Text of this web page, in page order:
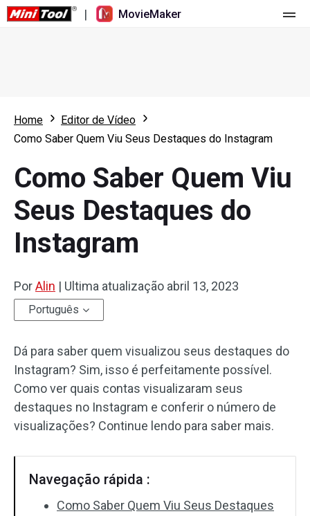
| MovieMaker
Novidades
Visão geral
Edição multipista
Proporção de tela
Aparar/Dividir/Cortar
Texto/Elemento
Efeitos de vídeo
Cor do vídeo
Processamento em lote
Recursos
Manual do usuário
Dicas de edição de vídeo
Ferramentas de vídeo
Gravador de ecrã
Conversor de vídeo
Home
Editor de Vídeo
Como Saber Quem Viu Seus Destaques do Instagram
Como Saber Quem Viu
Seus Destaques do
Instagram
PorAlin | Ultima atualização abril 13, 2023
Português
Dá para saber quem visualizou seus destaques do
Instagram? Sim, isso é perfeitamente possível.
Como ver quais contas visualizaram seus
destaques no Instagram e conferir o número de
visualizações? Continue lendo para saber mais.
Navegação rápida :
Como Saber Quem Viu Seus Destaques